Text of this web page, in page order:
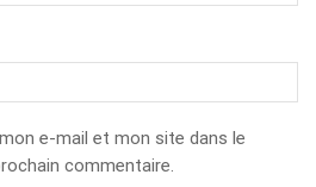
e-mail et mon site dans le
commentaire.